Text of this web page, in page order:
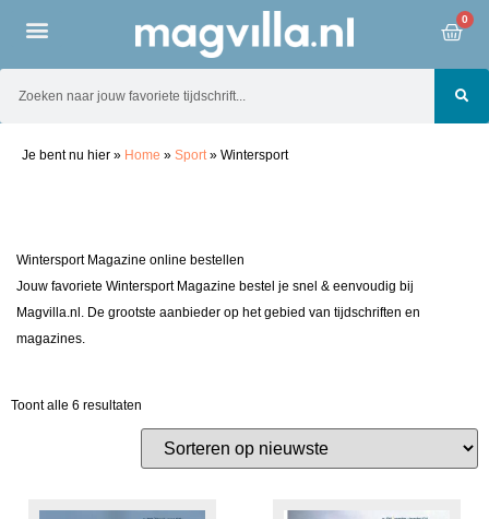
0
Je bent nu hier » Home » Sport » Wintersport
Wintersport Magazine online bestellen
Jouw favoriete Wintersport Magazine bestel je snel & eenvoudig bij
Magvilla.nl. De grootste aanbieder op het gebied van tijdschriften en
magazines.
Toont alle 6 resultaten